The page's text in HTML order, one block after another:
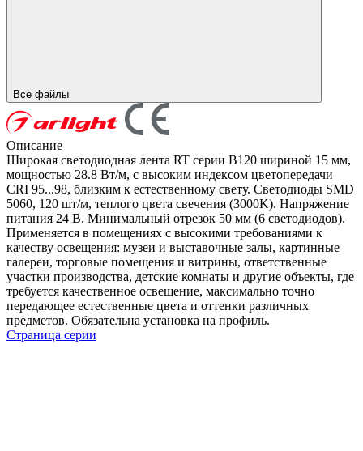
Все файлы
Описание
Широкая светодиодная лента RT серии B120 шириной 15 мм,
мощностью 28.8 Вт/м, с высоким индексом цветопередачи
CRI 95...98, близким к естественному свету. Светодиоды SMD
5060, 120 шт/м, теплого цвета свечения (3000K). Напряжение
питания 24 В. Минимальный отрезок 50 мм (6 светодиодов).
Применяется в помещениях с высокими требованиями к
качеству освещения: музеи и выставочные залы, картинные
галереи, торговые помещения и витрины, ответственные
участки производства, детские комнаты и другие объекты, где
требуется качественное освещение, максимально точно
передающее естественные цвета и оттенки различных
предметов. Обязательна установка на профиль.
Страница серии